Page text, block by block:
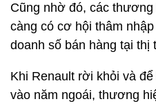
Cũng nhờ đó, các
càng có cơ hội thâm
doanh số bán hàng tại thị
Khi Renault rời khỏi và
vào năm ngoái, thương